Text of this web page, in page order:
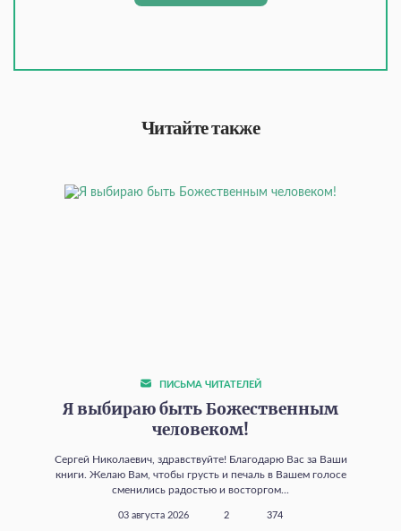
Читайте также
ПИСЬМА ЧИТАТЕЛЕЙ
Я выбираю быть Божественным
человеком!
Сергей Николаевич, здравствуйте! Благодарю Вас за Ваши
книги. Желаю Вам, чтобы грусть и печаль в Вашем голосе
сменились радостью и восторгом...
03 августа 2026 2 374